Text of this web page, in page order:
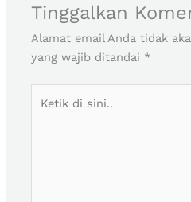
Tinggalkan
Alamat email Anda tidak
yang wajib ditandai *